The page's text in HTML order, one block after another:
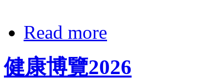
Read more
健康博覽2026